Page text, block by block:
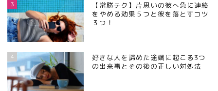
3
【常勝テク】片思いの彼へ急に連絡
をやめる効果５つと彼を落とすコツ
３つ！
4
好きな人を諦めた途端に起こる3つ
の出来事とその後の正しい対処法